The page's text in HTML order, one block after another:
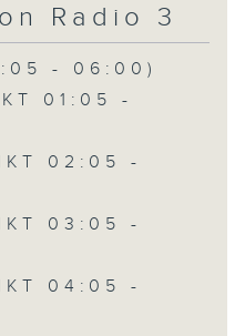
Radio 3
- 06:00)
01:05 -
02:05 -
03:05 -
04:05 -